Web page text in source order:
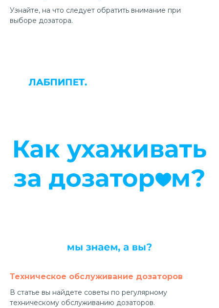
Узнайте, на что следует обратить внимание при
выборе дозатора.
Техническое обслуживание дозаторов
В статье вы найдете советы по регулярному
техническому обслуживанию дозаторов.